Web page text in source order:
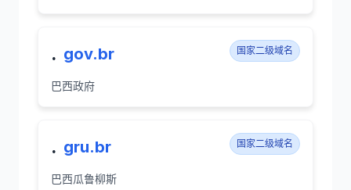
. gov.br 国家二级域名
巴西政府
. gru.br 国家二级域名
巴西瓜鲁柳斯